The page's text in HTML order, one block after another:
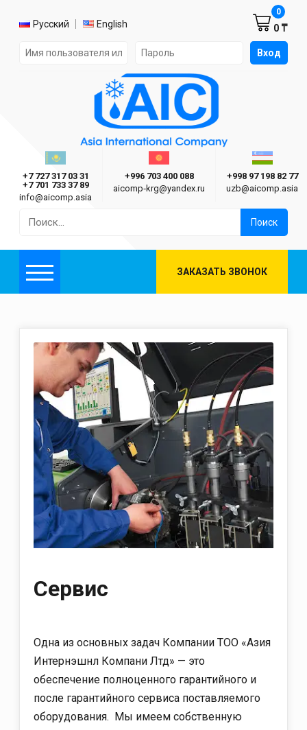
Выбор языка
Русский English
Форма авторизации на сайте Вход
0 ₸
0
Asia International Company
Казахстан г. Алматы
+7 727 317 03 31
+7 701 733 37 89
info@aicomp.asia
Киргизия г. Бишкек
+996 703 400 088
aicomp‑krg@yandex.ru
+998 97 198 82 77
uzb@aicomp.asia
Меню ЗАКАЗАТЬ ЗВОНОК
Сервис
Одна из основных задач Компании ТОО «Азия
Интернэшнл Компани Лтд» — это
обеспечение полноценного гарантийного и
после гарантийного сервиса поставляемого
оборудования. Мы имеем собственную